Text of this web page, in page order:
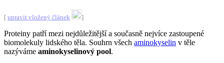
[ upravit vložený článek ]
Proteiny patří mezi nejdůležitější a současně nejvíce zastoupené
biomolekuly lidského těla. Souhrn všech aminokyselin v těle
nazýváme aminokyselinový pool.